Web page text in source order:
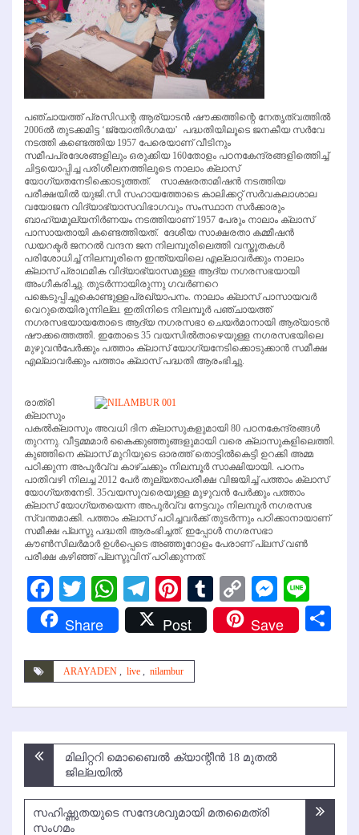
പഞ്ചായത്ത് പ്രസിഡന്റ ആര്യാടന്‍ ഷൗക്കത്തിന്റെ നേതൃത്വത്തില്‍
2006ല്‍ തുടക്കമിട്ട ‘ജ്യോതിര്‍ഗമയ’ പദ്ധതിയിലൂടെ ജനകീയ സര്‍വേ
നടത്തി കണ്ടെത്തിയ 1957 പേരെയാണ് വീടിനും
സമീപപ്രദേശങ്ങളിലും ഒരുക്കിയ 160തോളം പഠനകേന്ദ്രങ്ങളിത്തെിച്ച്
ചിട്ടയൊപ്പിച്ച പരിശീലനത്തിലൂടെ നാലാം ക്ലാസ്
യോഗ്യതനേടിക്കൊടുത്തത്. സാക്ഷരതാമിഷന്‍ നടത്തിയ
പരീക്ഷയില്‍ യുജി.സി സഹായത്തോടെ കാലിക്കറ്റ് സര്‍വകലാശാല
വയോജന വിദ്യാഭ്യാസവിഭാഗവും സംസ്ഥാന സര്‍ക്കാരും
ബാഹ്യമൂല്യനിര്‍ണയം നടത്തിയാണ് 1957 പേരും നാലാം ക്ലാസ്
പാസായതായി കണ്ടെത്തിയത്. ദേശീയ സാക്ഷരതാ കമ്മീഷന്‍
ഡയറക്ടര്‍ ജനറല്‍ വന്ദന ജന നിലമ്പൂരിലെത്തി വസ്തുതകള്‍
പരിശോധിച്ച് നിലമ്പൂരിനെ ഇന്ത്യയിലെ എല്ലാവര്‍ക്കും നാലാം
ക്ലാസ് പ്രാഥമിക വിദ്യാഭ്യാസമുള്ള ആദ്യ നഗരസഭയായി
അംഗീകരിച്ചു. തുടര്‍ന്നായിരുന്നു ഗവര്‍ണറെ
പങ്കെടുപ്പിച്ചുകൊണ്ടുള്ളപ്രഖ്യാപനം. നാലാം ക്ലാസ് പാസായവര്‍
വെറുതെയിരുന്നില്ല. ഇതിനിടെ നിലമ്പൂര്‍ പഞ്ചായത്ത്
നഗരസഭയായതോടെ ആദ്യ നഗരസഭാ ചെയര്‍മാനായി ആര്യാടന്‍
ഷൗക്കത്തെത്തി. ഇതോടെ 35 വയസില്‍താഴെയുള്ള നഗരസഭയിലെ
മുഴുവന്‍പേര്‍ക്കും പത്താം ക്ലാസ് യോഗ്യനേടിക്കൊടുക്കാന്‍ സമീക്ഷ
എല്ലാവര്‍ക്കും പത്താം ക്ലാസ് പദ്ധതി ആരംഭിച്ചു.
രാത്രി
ക്ലാസും
പകല്‍ക്ലാസും അവധി ദിന ക്ലാസുകളുമായി 80 പഠനകേന്ദ്രങ്ങള്‍
തുറന്നു. വീട്ടമ്മമാര്‍ കൈക്കുഞ്ഞുങ്ങളുമായി വരെ ക്ലാസുകളിലെത്തി.
കുഞ്ഞിനെ ക്ലാസ് മുറിയുടെ ഓരത്ത് തൊട്ടില്‍കെട്ടി ഉറക്കി അമ്മ
പഠിക്കുന്ന അപൂര്‍വ്വ കാഴ്ചക്കും നിലമ്പൂര്‍ സാക്ഷിയായി. പഠനം
പാതിവഴി നിലച്ച 2012 പേര്‍ തുല്യതാപരീക്ഷ വിജയിച്ച് പത്താം ക്ലാസ്
യോഗ്യതനേടി. 35വയസുവരെയുള്ള മുഴുവന്‍ പേര്‍ക്കും പത്താം
ക്ലാസ് യോഗ്യതയെന്ന അപൂര്‍വ്വ നേട്ടവും നിലമ്പൂര്‍ നഗരസഭ
സ്വന്തമാക്കി. പത്താം ക്ലാസ് പഠിച്ചവര്‍ക്ക് തുടര്‍ന്നും പഠിക്കാനായാണ്
സമീക്ഷ പ്ലസ്ടു പദ്ധതി ആരംഭിച്ചത്. ഇപ്പോള്‍ നഗരസഭാ
കൗണ്‍സിലര്‍മാര്‍ ഉള്‍പ്പെടെ അഞ്ഞൂറോളം പേരാണ് പ്ലസ് വണ്‍
പരീക്ഷ കഴിഞ്ഞ് പ്ലസ്ടുവിന് പഠിക്കുന്നത്.
Facebook
TwitterWhatsApp
Telegram
Pinterest
Tumblr
Copy
Link
Share Post Save
ARAYADEN , live , nilambur
Post
navigation
മിലിറ്ററി മൊബൈല്‍ ക്യാന്റീന്‍ 18 മുതല്‍
ജില്ലയില്‍
സഹിഷ്ണുതയുടെ സന്ദേശവുമായി മതമൈത്രി
സംഗമം